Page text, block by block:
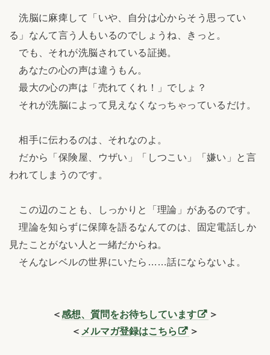
洗脳に麻痺して「いや、自分は心からそう思ってい
る」なんて言う人もいるのでしょうね、きっと。
でも、それが洗脳されている証拠。
あなたの心の声は違うもん。
最大の心の声は「売れてくれ！」でしょ？
それが洗脳によって見えなくなっちゃっているだけ。
相手に伝わるのは、それなのよ。
だから「保険屋、ウザい」「しつこい」「嫌い」と言
われてしまうのです。
この辺のことも、しっかりと「理論」があるのです。
理論を知らずに保障を語るなんてのは、固定電話しか
見たことがない人と一緒だからね。
そんなレベルの世界にいたら……話にならないよ。
＜感想、質問をお待ちしています
＞
＜ メルマガ登録はこちら ＞